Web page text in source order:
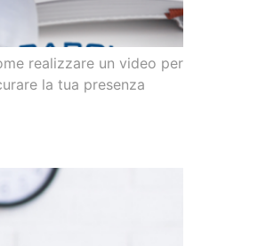
realizzare un video per
la tua presenza